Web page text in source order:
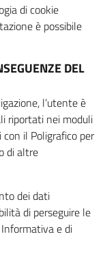
di cookie
è possibile
DEL
l’utente è
riportati nei moduli
il Poligrafico per
di altre
dei dati
di perseguire le
e di